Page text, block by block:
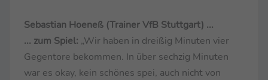
Sebastian Hoeneß (Trainer VfB Stuttgart) ...
... zum Spiel: „Wir haben in dreißig Minuten vier
Gegentore bekommen. In über sechzig Minuten
war es okay, kein schönes spei, auch nicht von